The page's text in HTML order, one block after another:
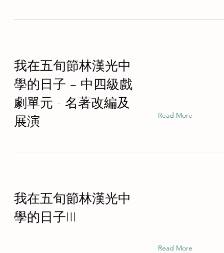
我在五旬節林漢光中
學的日子 – 中四級戲
劇單元 - 名著改編及
展演
Read More
我在五旬節林漢光中
學的日子III
Read More